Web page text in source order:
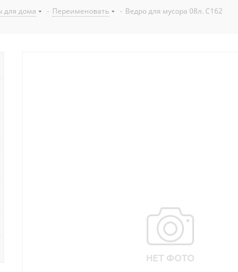
для дома - Переименовать - Ведро для мусора 08л. С162